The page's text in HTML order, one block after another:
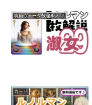
魂術ヴェーダ数秘ルノルマンカード
カード